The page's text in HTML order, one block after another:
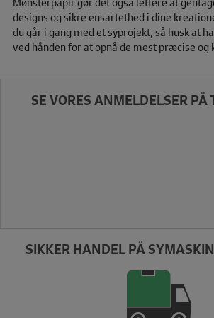
designs og sikre ensartethed i dine
du går i gang med et syprojekt, så husk at
ved hånden for at opnå de mest præcise
SE VORES ANMELDELSER PÅ
SIKKER HANDEL PÅ